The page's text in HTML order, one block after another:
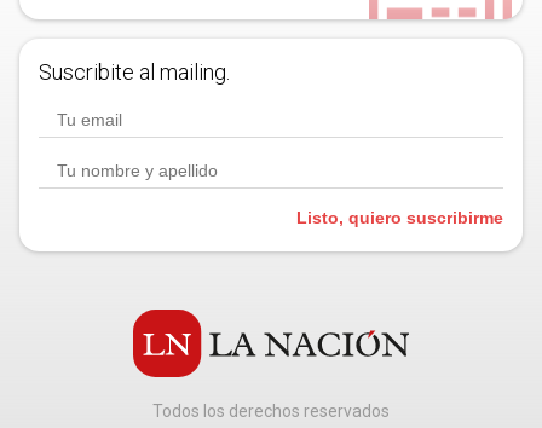
Suscribite al mailing.
Listo, quiero suscribirme
Todos los derechos reservados